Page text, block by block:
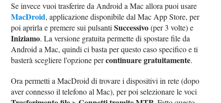
Se invece vuoi trasferire da Android a Mac allora puoi usare
MacDroid, applicazione disponibile dal Mac App Store, per
poi aprirla e premere sui pulsantiSuccessivo(per 3 volte) e
Iniziamo. La versione gratuita permette di spostare file da
Android a Mac, quindi ci basta per questo caso specifico e ti
basterà scegliere l'opzione percontinuare gratuitamente.
Ora permetti a MacDroid di trovare i dispositivi in rete (dopo
aver connesso il telefono al Mac), per poi selezionare le voci